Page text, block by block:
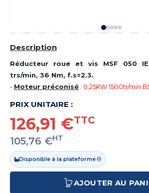
Description
Réducteur roue et vis MSF 050
trs/min, 36 Nm, f.s=2.3.
- Moteur préconisé : 0,25KW 1500tr/min
PRIX UNITAIRE :
126,91 €TTC
105,76 €HT
Disponible à la plateforme
AJOUTER AU